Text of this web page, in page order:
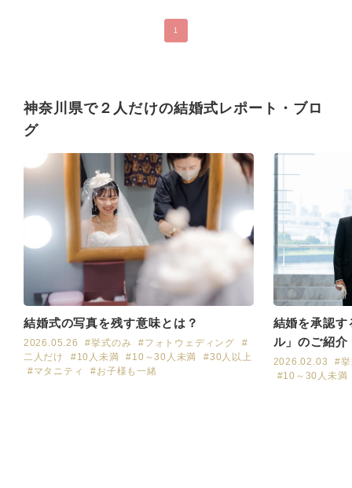
な景色が広がり、海風と心地よい波音を 感じられる唯一無二のロケ
ーション。 おふたりの門出の日を、こころ清らかにお迎えいただけ
1
神奈川県で２人だけの結婚式レポート・ブロ
グ
結婚式の写真を残す意味とは？
2026.05.26 #挙式のみ #フォトウェディング
#
二人だけ
#10人未満 #10～30人未満
#30人以上
#マタニティ
#お子様も一緒
結婚を承認
ル」のご紹介
2026.02.03
#
#10～30人未満